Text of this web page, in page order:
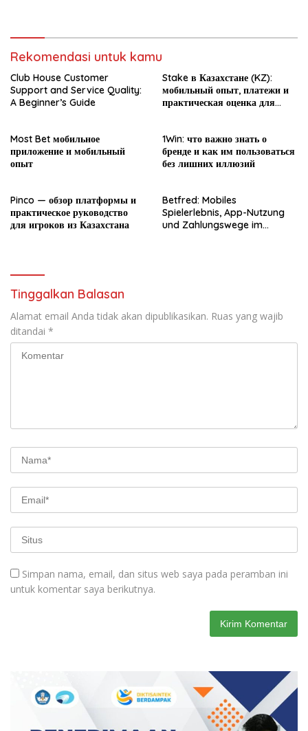
Rekomendasi untuk kamu
Club House Customer
Support and Service Quality:
A Beginner’s Guide
Stake в Казахстане (KZ):
мобильный опыт, платежи и
практическая оценка для
Most Bet мобильное
приложение и мобильный
опыт
1Win: что важно знать о
бренде и как им пользоваться
без лишних иллюзий
Pinco — обзор платформы и
практическое руководство
для игроков из Казахстана
Betfred: Mobiles
Spielerlebnis, App-Nutzung
und Zahlungswege im
Tinggalkan Balasan
Alamat email Anda tidak akan dipublikasikan. Ruas yang wajib
ditandai *
Simpan nama, email, dan situs web saya pada peramban ini
untuk komentar saya berikutnya.